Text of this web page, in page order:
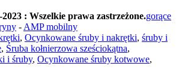
: Wszelkie prawa zastrzeżone.gorące
- AMP mobilny
, Ocynkowane śruby i nakrętki, śruby i
, Śruba kołnierzowa sześciokątna,
i śruby, Ocynkowane śruby kotwowe,